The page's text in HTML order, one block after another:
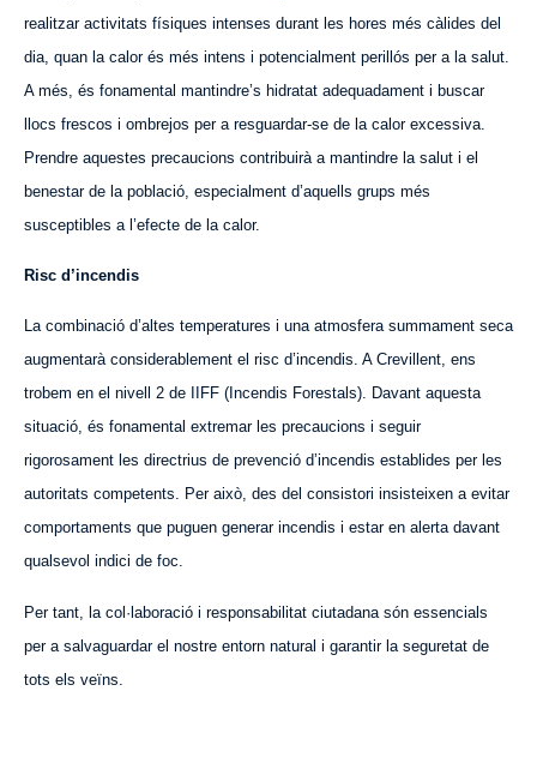
realitzar activitats físiques intenses durant les hores més càlides del
dia, quan la calor és més intens i potencialment perillós per a la salut.
A més, és fonamental mantindre’s hidratat adequadament i buscar
llocs frescos i ombrejos per a resguardar-se de la calor excessiva.
Prendre aquestes precaucions contribuirà a mantindre la salut i el
benestar de la població, especialment d’aquells grups més
susceptibles a l’efecte de la calor.
Risc d’incendis
La combinació d’altes temperatures i una atmosfera summament seca
augmentarà considerablement el risc d’incendis. A Crevillent, ens
trobem en el nivell 2 de IIFF (Incendis Forestals). Davant aquesta
situació, és fonamental extremar les precaucions i seguir
rigorosament les directrius de prevenció d’incendis establides per les
autoritats competents. Per això, des del consistori insisteixen a evitar
comportaments que puguen generar incendis i estar en alerta davant
qualsevol indici de foc.
Per tant, la col·laboració i responsabilitat ciutadana són essencials
per a salvaguardar el nostre entorn natural i garantir la seguretat de
tots els veïns.